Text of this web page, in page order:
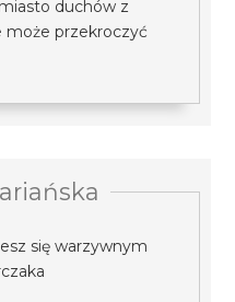
duchów z
może przekroczyć
się warzywnym